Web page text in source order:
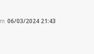
06/03/2024 21:43